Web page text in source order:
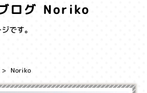
ログ Noriko
です。
Noriko